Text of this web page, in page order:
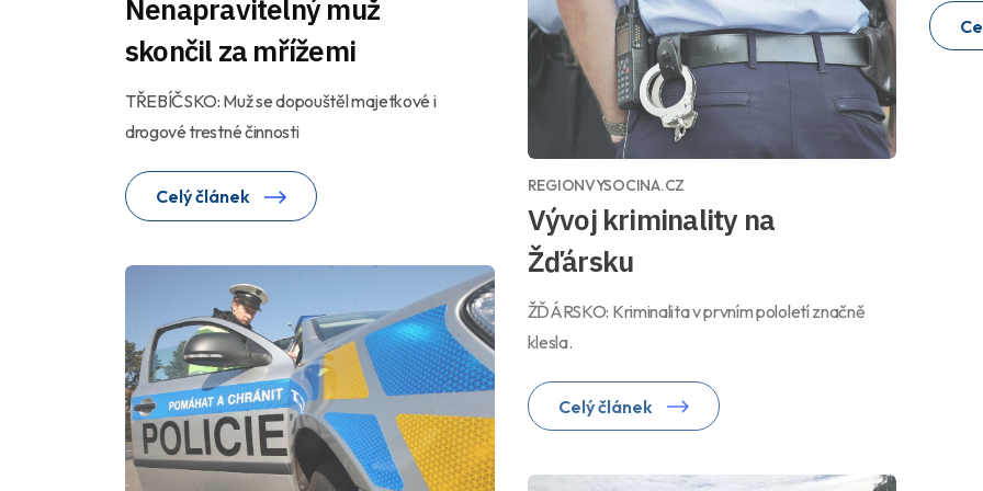
Nenapravitelný muž
skončil za mřížemi
TŘEBÍČSKO: Muž se dopouštěl majetkové i
drogové trestné činnosti
Celý článek
REGIONVYSOCINA.CZ
Vývoj kriminality na
Žďársku
ŽĎÁRSKO: Kriminalita v prvním pololetí značně
klesla.
Celý článek